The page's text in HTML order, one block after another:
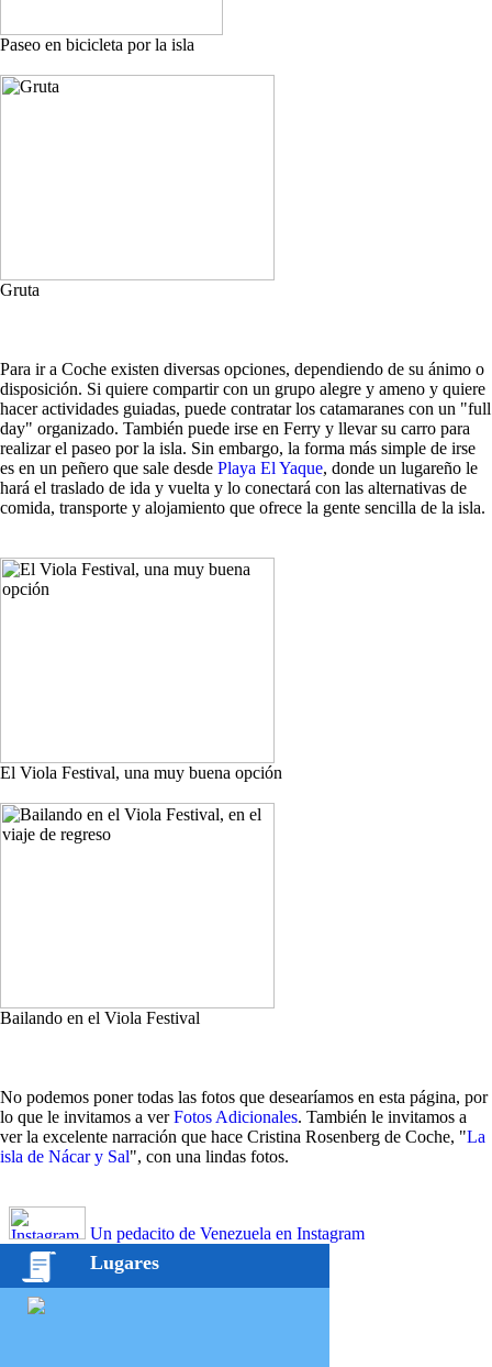
Paseo en bicicleta por la isla
Gruta
Para ir a Coche existen diversas opciones, dependiendo de su ánimo o
disposición. Si quiere compartir con un grupo alegre y ameno y quiere
hacer actividades guiadas, puede contratar los catamaranes con un "full
day" organizado. También puede irse en Ferry y llevar su carro para
realizar el paseo por la isla. Sin embargo, la forma más simple de irse
es en un peñero que sale desde Playa El Yaque, donde un lugareño le
hará el traslado de ida y vuelta y lo conectará con las alternativas de
comida, transporte y alojamiento que ofrece la gente sencilla de la isla.
El Viola Festival, una muy buena opción
Bailando en el Viola Festival
No podemos poner todas las fotos que desearíamos en esta página, por
lo que le invitamos a verFotos Adicionales. También le invitamos a
ver la excelente narración que hace Cristina Rosenberg de Coche, "La
isla de Nácar y Sal", con una lindas fotos.
Un pedacito de Venezuela en Instagram
Lugares